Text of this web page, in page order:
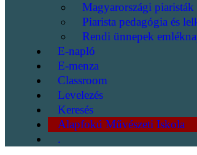
Magyarországi piaristák
Piarista pedagógia és
Rendi ünnepek
E-napló
E-menza
Classroom
Levelezés
Keresés
Alapfokú Művészeti Iskola
.